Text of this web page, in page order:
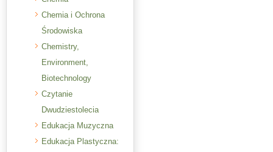
Chemia i Ochrona
Środowiska
Chemistry,
Environment,
Biotechnology
Czytanie
Dwudziestolecia
Edukacja Muzyczna
Edukacja Plastyczna: